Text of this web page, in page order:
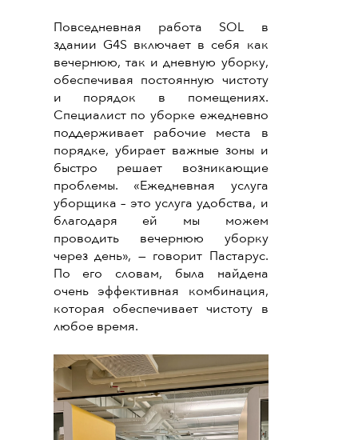
Повседневная работа SOL в
здании G4S включает в себя как
вечернюю, так и дневную уборку,
обеспечивая постоянную чистоту
и порядок в помещениях.
Специалист по уборке ежедневно
поддерживает рабочие места в
порядке, убирает важные зоны и
быстро решает возникающие
проблемы. «Ежедневная услуга
уборщика – это услуга удобства, и
благодаря ей мы можем
проводить вечернюю уборку
через день», — говорит Пастарус.
По его словам, была найдена
очень эффективная комбинация,
которая обеспечивает чистоту в
любое время.